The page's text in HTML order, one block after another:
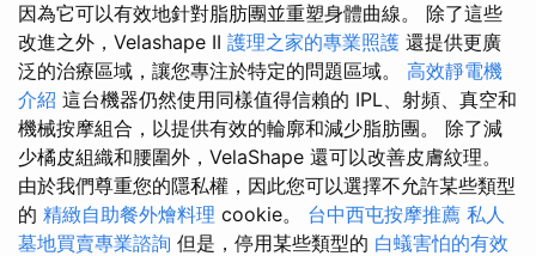
因為它可以有效地針對脂肪團並重塑身體曲線。 除了這些
改進之外，Velashape II 護理之家的專業照護 還提供更廣
泛的治療區域，讓您專注於特定的問題區域。 高效靜電機
介紹 這台機器仍然使用同樣值得信賴的 IPL、射頻、真空和
機械按摩組合，以提供有效的輪廓和減少脂肪團。 除了減
少橘皮組織和腰圍外，VelaShape 還可以改善皮膚紋理。
由於我們尊重您的隱私權，因此您可以選擇不允許某些類型
的 精緻自助餐外燴料理 cookie。 台中西屯按摩推薦 私人
墓地買賣專業諮詢 但是，停用某些類型的 白蟻害怕的有效